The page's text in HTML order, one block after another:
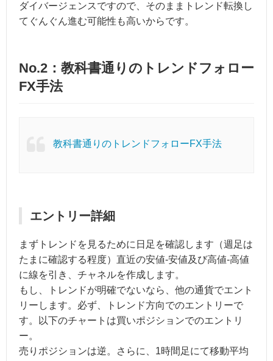
ダイバージェンスですので、そのままトレンド転換し
てぐんぐん進む可能性も高いからです。
No.2：教科書通りのトレンドフォロー
FX手法
教科書通りのトレンドフォローFX手法
エントリー詳細
まずトレンドを見るために日足を確認します（週足は
たまに確認する程度）直近の安値-安値及び高値‐高値
に線を引き、チャネルを作成します。
もし、トレンドが明確でないなら、他の通貨でエント
リーします。必ず、トレンド方向でのエントリーで
す。以下のチャートは買いポジションでのエントリ
ー。
売りポジションは逆。さらに、1時間足にて移動平均